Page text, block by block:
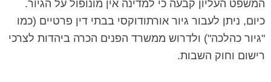
המשפט העליון קבעה כי למדינה אין מונופול על הגיור.
כיום, ניתן לעבור גיור אורתודוקסי בבתי דין פרטיים (כמו
"גיור כהלכה") ולדרוש ממשרד הפנים הכרה ביהדות לצרכי
רישום וחוק השבות.